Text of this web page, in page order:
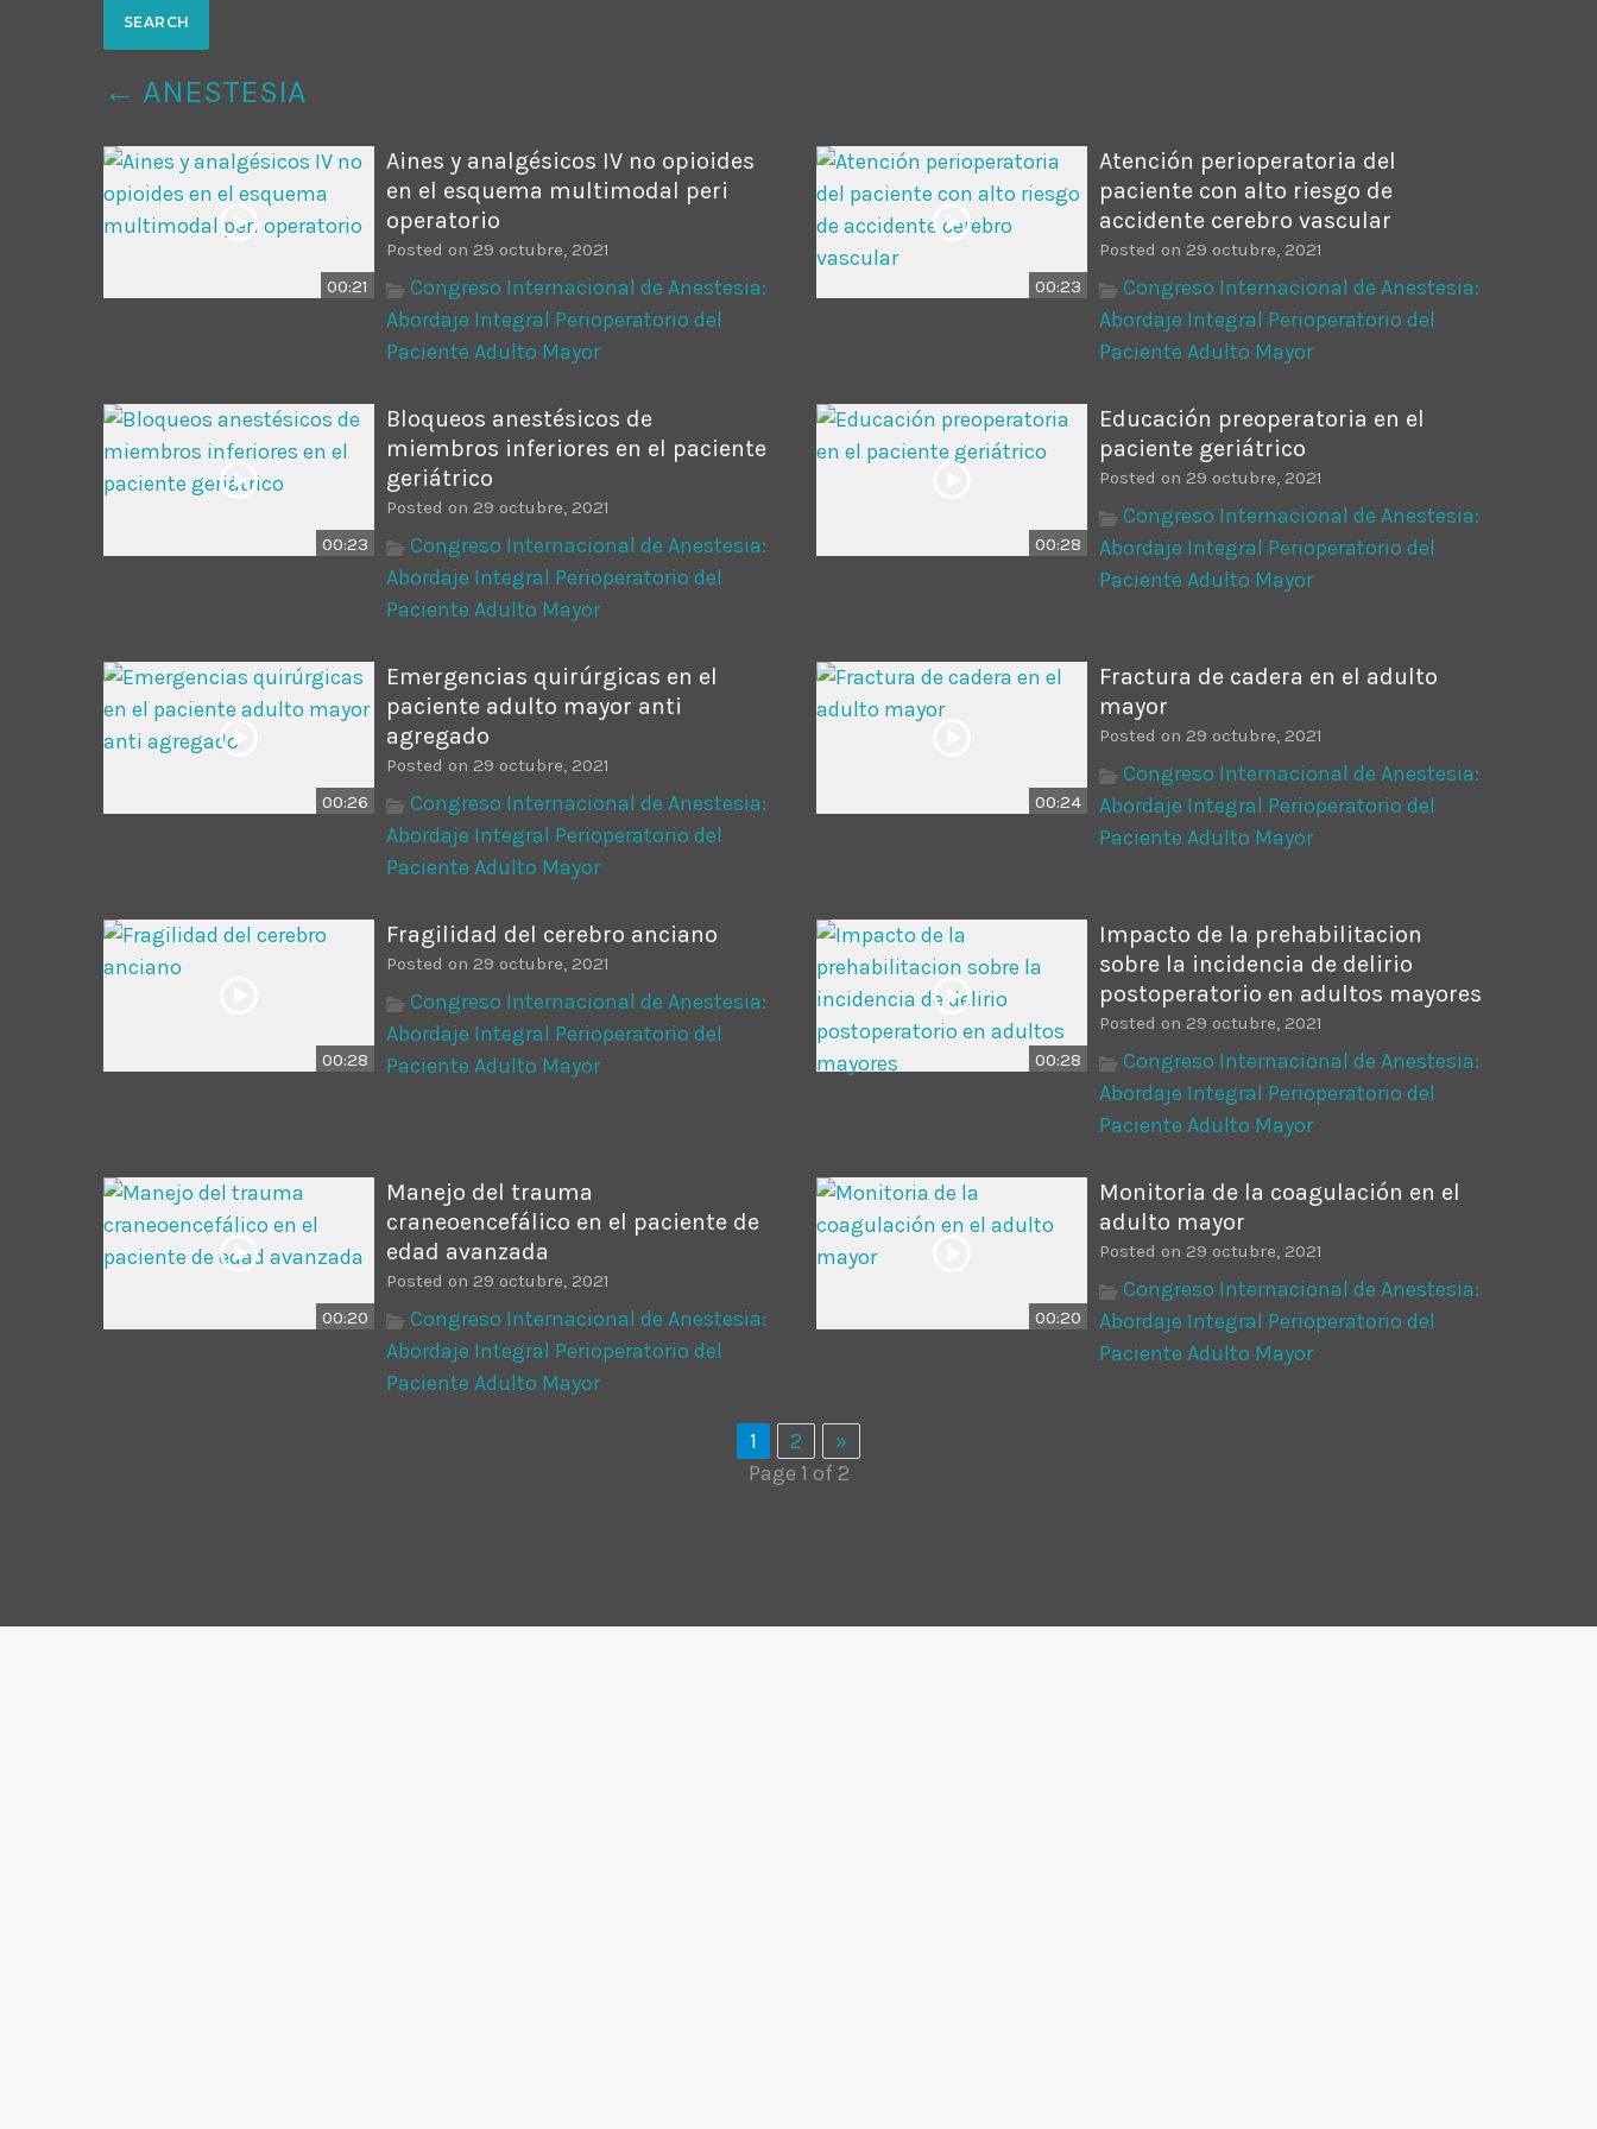
← ANESTESIA
00:21
Aines y analgésicos IV no opioides
en el esquema multimodal peri
operatorio
Posted on 29 octubre, 2021
Congreso Internacional de Anestesia:
Abordaje Integral Perioperatorio del
Paciente Adulto Mayor
00:23
Atención perioperatoria del
paciente con alto riesgo de
accidente cerebro vascular
Posted on 29 octubre, 2021
Congreso Internacional de Anestesia:
Abordaje Integral Perioperatorio del
Paciente Adulto Mayor
00:23
Bloqueos anestésicos de
miembros inferiores en el paciente
geriátrico
Posted on 29 octubre, 2021
Congreso Internacional de Anestesia:
Abordaje Integral Perioperatorio del
Paciente Adulto Mayor
00:28
Educación preoperatoria en el
paciente geriátrico
Posted on 29 octubre, 2021
Congreso Internacional de Anestesia:
Abordaje Integral Perioperatorio del
Paciente Adulto Mayor
00:26
Emergencias quirúrgicas en el
paciente adulto mayor anti
agregado
Posted on 29 octubre, 2021
Congreso Internacional de Anestesia:
Abordaje Integral Perioperatorio del
Paciente Adulto Mayor
00:24
Fractura de cadera en el adulto
mayor
Posted on 29 octubre, 2021
Congreso Internacional de Anestesia:
Abordaje Integral Perioperatorio del
Paciente Adulto Mayor
00:28
Fragilidad del cerebro anciano
Posted on 29 octubre, 2021
Congreso Internacional de Anestesia:
Abordaje Integral Perioperatorio del
Paciente Adulto Mayor
00:28
Impacto de la prehabilitacion
sobre la incidencia de delirio
postoperatorio en adultos mayores
Posted on 29 octubre, 2021
Congreso Internacional de Anestesia:
Abordaje Integral Perioperatorio del
Paciente Adulto Mayor
00:20
Manejo del trauma
craneoencefálico en el paciente de
edad avanzada
Posted on 29 octubre, 2021
Congreso Internacional de Anestesia:
Abordaje Integral Perioperatorio del
Paciente Adulto Mayor
00:20
Monitoria de la coagulación en el
adulto mayor
Posted on 29 octubre, 2021
Congreso Internacional de Anestesia:
Abordaje Integral Perioperatorio del
Paciente Adulto Mayor
1 2
»
Page 1 of 2